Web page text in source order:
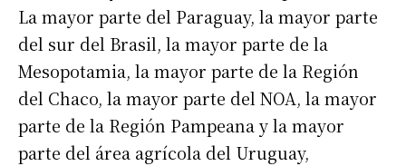
La mayor parte del Paraguay, la mayor parte
del sur del Brasil, la mayor parte de la
Mesopotamia, la mayor parte de la Región
del Chaco, la mayor parte del NOA, la mayor
parte de la Región Pampeana y la mayor
parte del área agrícola del Uruguay,